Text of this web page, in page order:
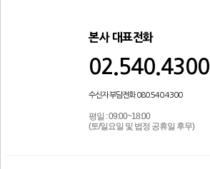
본사 대표전화
02.540.4300
수신자 부담전화 080.540.4300
평일 : 09:00~18:00
(토/일요일 및 법정 공휴일 후무)